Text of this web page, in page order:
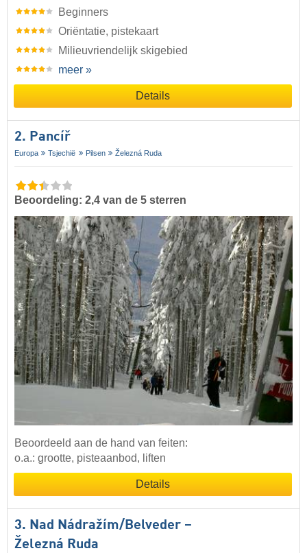
Beginners
Oriëntatie, pistekaart
Milieuvriendelijk skigebied
meer »
Details
2. Pancíř
Europa Tsjechië Pilsen Železná Ruda
Beoordeling: 2,4 van de 5 sterren
Beoordeeld aan de hand van feiten:
o.a.: grootte, pisteaanbod, liften
Details
3. Nad Nádražím/​Belveder –
Železná Ruda